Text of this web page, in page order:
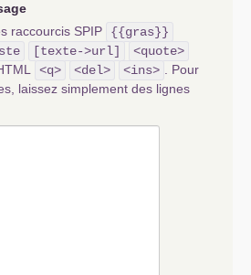
raccourcis SPIP
{{gras}}
[texte->url]
<quote>
<q> <del> <ins>
. Pour
laissez simplement des lignes